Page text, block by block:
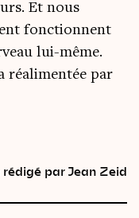
Et nous
fonc­tionnent
lui-même.
réali­men­tée par
rédigé par Jean Zeid